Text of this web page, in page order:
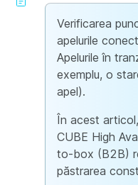
Verificarea
apelurile
Apelurile în
exemplu, o
apel).
În acest
CUBE High
to-box (B2B)
păstrarea